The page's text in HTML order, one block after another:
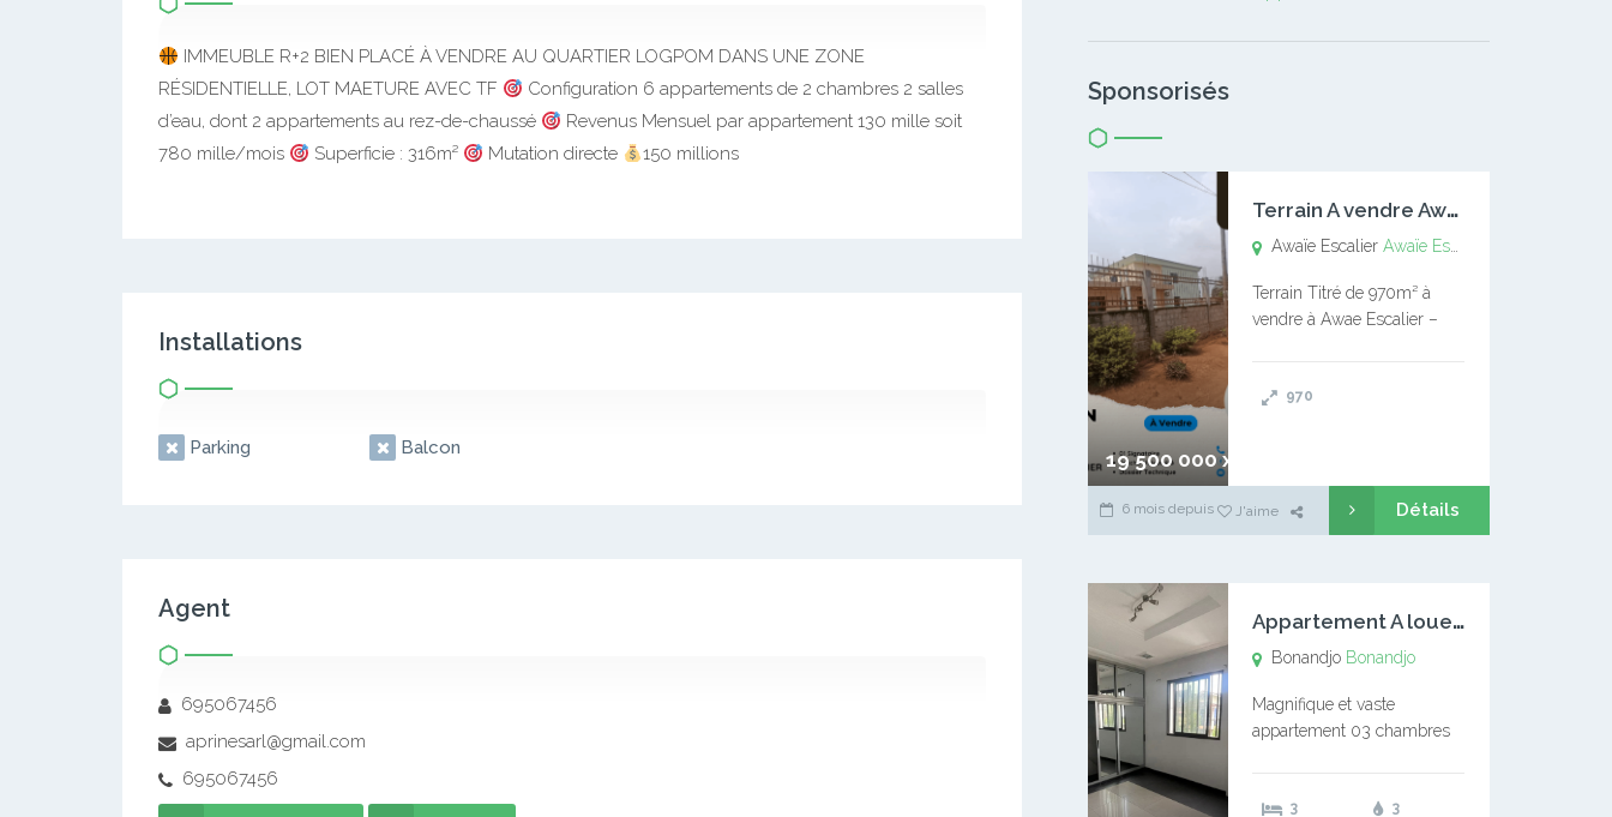
IMMEUBLE R+2 BIEN PLACÉ À VENDRE AU QUARTIER LOGPOM DANS UNE ZONE
RÉSIDENTIELLE, LOT MAETURE AVEC TF
Configuration 6 appartements de 2 chambres 2 salles
d’eau, dont 2 appartements au rez-de-chaussé
Revenus Mensuel par appartement 130 mille soit
780 mille/mois
Superficie : 316m² Mutation directe 150 millions
Installations
Parking Balcon
Agent
695067456
aprinesarl@gmail.com
695067456
Sponsorisés
19 500 000 xaf
T
errain A vendre Awaïe Escalier
Awaïe EscalierAwaïe Escalier
Terrain Titré de 970m² à
vendre à Awae Escalier –
l’Université Catholique –
970
6 mois depuis J'aime Détails
A
ppartement A louer Bonandjo
Bonandjo Bonandjo
Magnifique et vaste
appartement 03 chambres
douches 01 vaste salon 01
3
3